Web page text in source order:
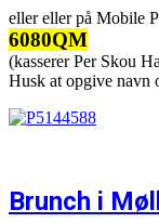
eller eller på Mobile
6080QM
(kasserer Per Skou
Husk at opgive navn
Brunch i